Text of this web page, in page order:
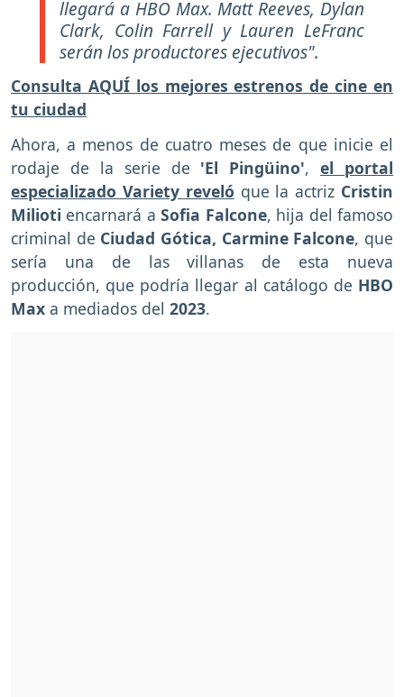
llegará a HBO Max. Matt Reeves, Dylan
Clark, Colin Farrell y Lauren LeFranc
serán los productores ejecutivos".
Consulta AQUÍ los mejores estrenos de cine en
tu ciudad
Ahora, a menos de cuatro meses de que inicie el
rodaje de la serie de 'El Pingüino',el portal
especializado Variety reveló que la actriz Cristin
Milioti encarnará aSofia Falcone, hija del famoso
criminal de Ciudad Gótica, Carmine Falcone, que
sería una de las villanas de esta nueva
producción, que podría llegar al catálogo de HBO
Max a mediados del 2023.